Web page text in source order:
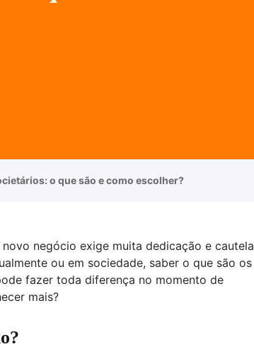
o que são e como escolher?
negócio exige muita dedicação e cautela
ou em sociedade, saber o que são os
fazer toda diferença no momento de
mais?